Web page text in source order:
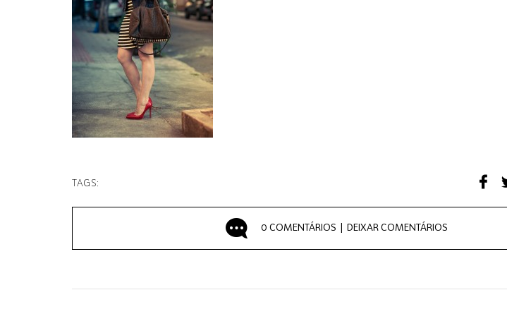
TAGS:
0 COMENTÁRIOS | DEIXAR COMENTÁRIOS